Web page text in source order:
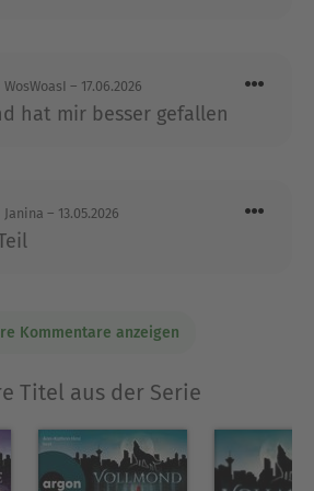
Selbstzensur-Knopf. Also
begann witzige, sexy Urban-
zu schreiben und schaute
Ausblenden
WosWoasI – 17.06.2026
hat mir besser gefallen
Janina – 13.05.2026
Kommentare anzeigen
Titel aus der Serie